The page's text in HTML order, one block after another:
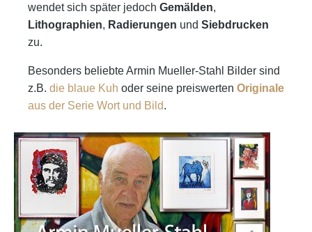
wendet sich später jedoch Gemälden,
Lithographien, Radierungen und Siebdrucken
zu.
Besonders beliebte Armin Mueller-Stahl Bilder sind
z.B. die blaue Kuh oder seine preiswerten Originale
aus der Serie Wort und Bild.